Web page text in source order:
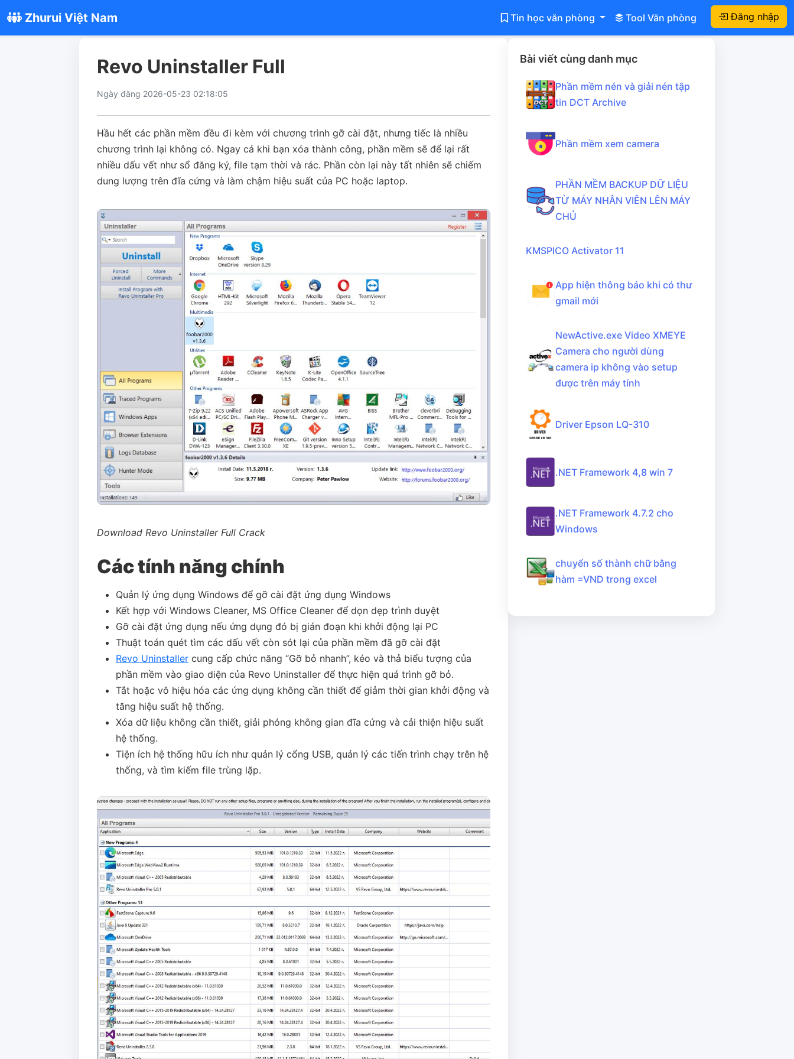
Zhurui Việt Nam Tin học văn phòng Tool Văn phòng Đăng nhập
Revo Uninstaller Full
Ngày đăng 2026-05-23 02:18:05
Hầu hết các phần mềm đều đi kèm với chương trình gỡ cài đặt, nhưng tiếc là nhiều
chương trình lại không có. Ngay cả khi bạn xóa thành công, phần mềm sẽ để lại rất
nhiều dấu vết như sổ đăng ký, file tạm thời và rác. Phần còn lại này tất nhiên sẽ chiếm
dung lượng trên đĩa cứng và làm chậm hiệu suất của PC hoặc laptop.
Download Revo Uninstaller Full Crack
Các tính năng chính
Quản lý ứng dụng Windows để gỡ cài đặt ứng dụng Windows
Kết hợp với Windows Cleaner, MS Office Cleaner để dọn dẹp trình duyệt
Gỡ cài đặt ứng dụng nếu ứng dụng đó bị gián đoạn khi khởi động lại PC
Thuật toán quét tìm các dấu vết còn sót lại của phần mềm đã gỡ cài đặt
Revo Uninstaller cung cấp chức năng “Gỡ bỏ nhanh”, kéo và thả biểu tượng của
phần mềm vào giao diện của Revo Uninstaller để thực hiện quá trình gỡ bỏ.
Tắt hoặc vô hiệu hóa các ứng dụng không cần thiết để giảm thời gian khởi động và
tăng hiệu suất hệ thống.
Xóa dữ liệu không cần thiết, giải phóng không gian đĩa cứng và cải thiện hiệu suất
hệ thống.
Tiện ích hệ thống hữu ích như quản lý cổng USB, quản lý các tiến trình chạy trên hệ
thống, và tìm kiếm file trùng lặp.
Bài viết cùng danh mục
Phần mềm nén và giải nén tập
tin DCT Archive
Phần mềm xem camera
PHẦN MỀM BACKUP DỮ LIỆU
TỪ MÁY NHÂN VIÊN LÊN MÁY
CHỦ
KMSPICO Activator 11
App hiện thông báo khi có thư
gmail mới
NewActive.exe Video XMEYE
Camera cho người dùng
camera ip không vào setup
được trên máy tính
Driver Epson LQ-310
.NET Framework 4,8 win 7
.NET Framework 4.7.2 cho
Windows
chuyển số thành chữ bằng
hàm =VND trong excel